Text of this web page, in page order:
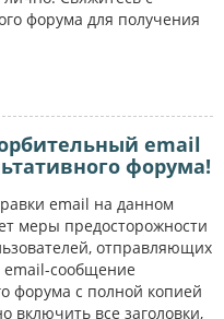
форума для получения
email
форума!
email на данном
меры предосторожности
отправляющих
сообщение
форума с полной копией
включить все заголовки,